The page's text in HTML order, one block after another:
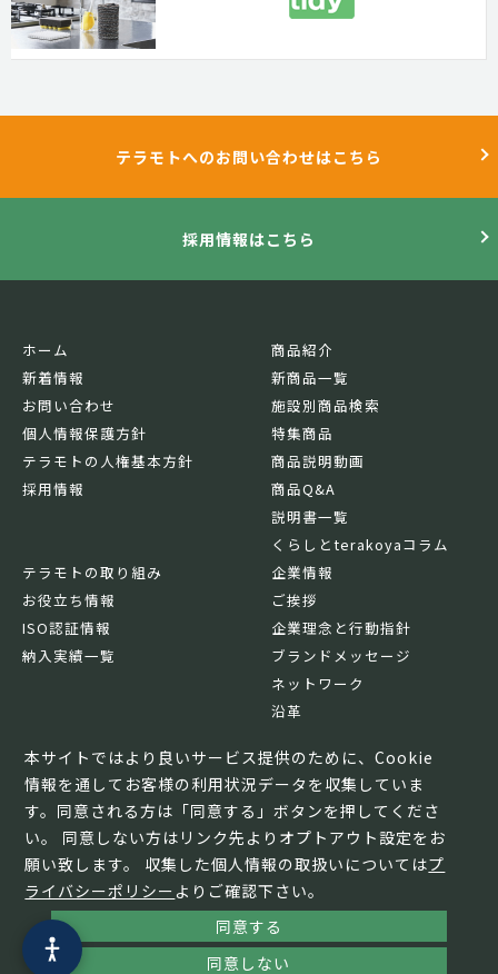
本サイトではより良いサービス提供のために、Cookie
情報を通してお客様の利用状況データを収集していま
す。同意される方は「同意する」ボタンを押してくださ
い。 同意しない方はリンク先よりオプトアウト設定をお
願い致します。 収集した個人情報の取扱いについてはプ
ライバシーポリシー よりご確認下さい。
同意する
同意しない
テラモトへのお問い合わせはこちら
採用情報はこちら
ホーム
新着情報
お問い合わせ
個人情報保護方針
テラモトの人権基本方針
採用情報
商品紹介
新商品一覧
施設別商品検索
特集商品
商品説明動画
商品Q&A
説明書一覧
くらしとterakoyaコラム
テラモトの取り組み
お役立ち情報
ISO認証情報
納入実績一覧
企業情報
ご挨拶
企業理念と行動指針
ブランドメッセージ
ネットワーク
沿革
© TERAMOTO All Rights Reserved.